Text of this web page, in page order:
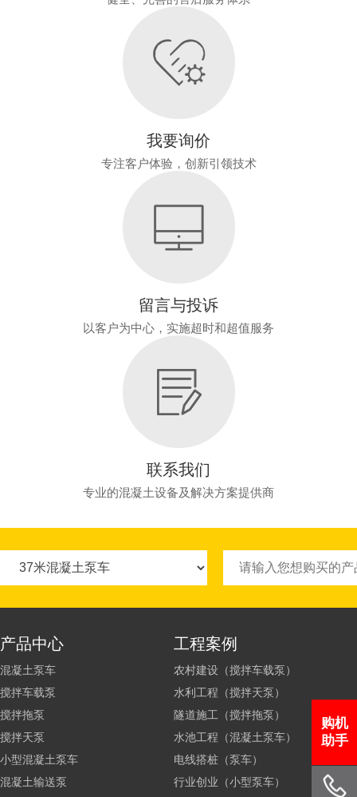
我要询价
专注客户体验，创新引领技术
留言与投诉
以客户为中心，实施超时和超值服务
联系我们
专业的混凝土设备及解决方案提供商
产品中心
混凝土泵车
搅拌车载泵
搅拌拖泵
搅拌天泵
小型混凝土泵车
混凝土输送泵
工程案例
农村建设（搅拌车载泵）
水利工程（搅拌天泵）
隧道施工（搅拌拖泵）
水池工程（混凝土泵车）
电线搭桩（泵车）
行业创业（小型泵车）
购机
助手